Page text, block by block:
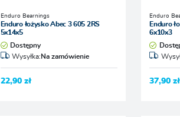
Enduro Bearnings
Enduro łożysko Abec 3 605 2RS
5x14x5
Dostępny
Wysyłka:Na zamówienie
22,90 zł
Enduro
Enduro
6x10x3
37,90 zł